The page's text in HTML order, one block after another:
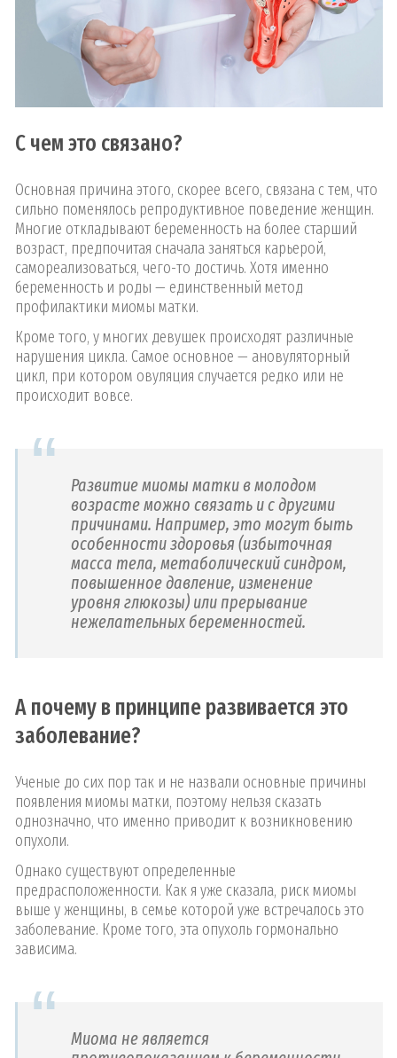
С чем это связано?
Основная причина этого, скорее всего, связана с тем, что
сильно поменялось репродуктивное поведение женщин.
Многие откладывают беременность на более старший
возраст, предпочитая сначала заняться карьерой,
самореализоваться, чего-то достичь. Хотя именно
беременность и роды — единственный метод
профилактики миомы матки.
Кроме того, у многих девушек происходят различные
нарушения цикла. Самое основное — ановуляторный
цикл, при котором овуляция случается редко или не
происходит вовсе.
Развитие миомы матки в молодом
возрасте можно связать и с другими
причинами. Например, это могут быть
особенности здоровья (избыточная
масса тела, метаболический синдром,
повышенное давление, изменение
уровня глюкозы) или прерывание
нежелательных беременностей.
А почему в принципе развивается это
заболевание?
Ученые до сих пор так и не назвали основные причины
появления миомы матки, поэтому нельзя сказать
однозначно, что именно приводит к возникновению
опухоли.
Однако существуют определенные
предрасположенности. Как я уже сказала, риск миомы
выше у женщины, в семье которой уже встречалось это
заболевание. Кроме того, эта опухоль гормонально
зависима.
Миома не является